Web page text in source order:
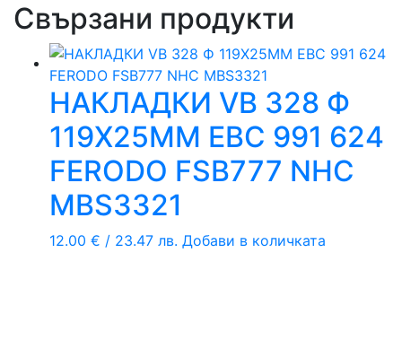
Свързани продукти
НАКЛАДКИ VB 328 Ф
119Х25ММ EBC 991 624
FERODO FSB777 NHC
MBS3321
12.00 € / 23.47 лв. Добави в количката